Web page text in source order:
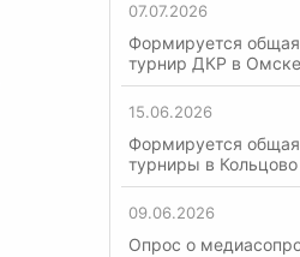
07.07.2026
Формируется общая
турнир ДКР в Омске
15.06.2026
Формируется общая
турниры в
09.06.2026
Опрос о